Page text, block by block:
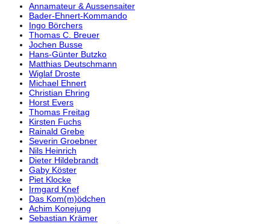
Annamateur & Aussensaiter
Bader-Ehnert-Kommando
Ingo Börchers
Thomas C. Breuer
Jochen Busse
Hans-Günter Butzko
Matthias Deutschmann
Wiglaf Droste
Michael Ehnert
Christian Ehring
Horst Evers
Thomas Freitag
Kirsten Fuchs
Rainald Grebe
Severin Groebner
Nils Heinrich
Dieter Hildebrandt
Gaby Köster
Piet Klocke
Irmgard Knef
Das Kom(m)ödchen
Achim Konejung
Sebastian Krämer